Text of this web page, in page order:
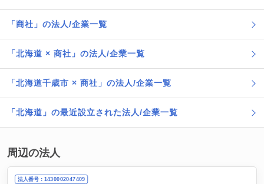
「商社」の法人/企業一覧
「北海道 × 商社」の法人/企業一覧
「北海道千歳市 × 商社」の法人/企業一覧
「北海道」の最近設立された法人/企業一覧
周辺の法人
法人番号：1430002047409